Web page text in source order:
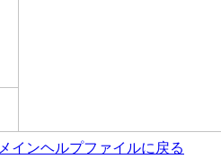
メインヘルプファイルに戻る